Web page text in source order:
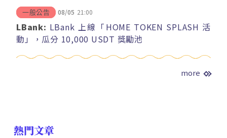
一般公告 08/05 21:00
LBank: LBank 上線「HOME TOKEN SPLASH 活
動」，瓜分 10,000 USDT 獎勵池
more
熱門文章